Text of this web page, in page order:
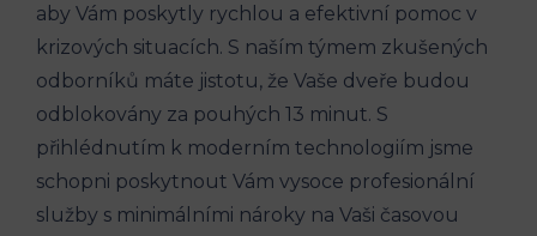
aby ⁤Vám​ poskytly rychlou a efektivní pomoc v‍
krizových situacích. S naším týmem zkušených
odborníků ​máte jistotu, ⁢že⁣ Vaše dveře budou
⁢odblokovány za⁢ pouhých 13 minut. S
přihlédnutím k moderním technologiím jsme
schopni poskytnout Vám vysoce profesionální
služby s ⁤minimálními nároky na​ Vaši časovou